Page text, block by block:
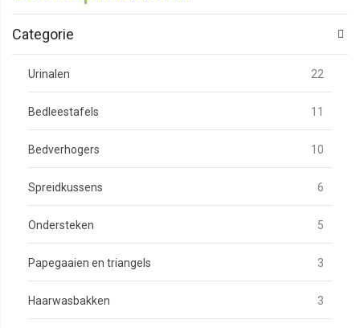
Categorie
Urinalen 22
Bedleestafels 11
Bedverhogers 10
Spreidkussens 6
Ondersteken 5
Papegaaien en triangels 3
Haarwasbakken 3